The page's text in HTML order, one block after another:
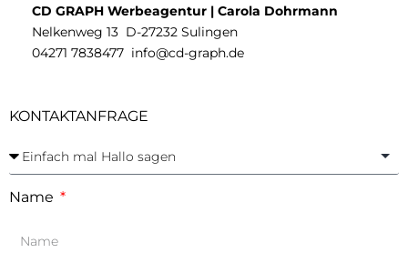
CD GRAPH Werbeagentur | Carola Dohrmann
Nelkenweg 13 D-27232 Sulingen
04271 7838477 info@cd-graph.de
KONTAKTANFRAGE
Name